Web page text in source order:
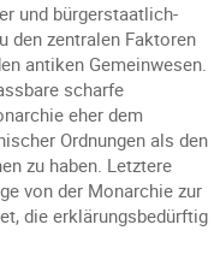
und bürgerstaatlich-
den zentralen Faktoren
antiken Gemeinwesen.
scharfe
eher dem
Ordnungen als den
zu haben. Letztere
von der Monarchie zur
die erklärungsbedürftig